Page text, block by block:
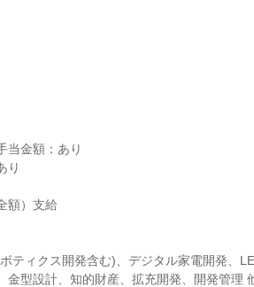
当金額：あり
り
額）支給
ティクス開発含む)、デジタル家電開発、
型設計、知的財産、拡充開発、開発管理